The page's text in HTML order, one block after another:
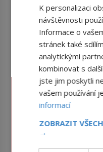
K personalizaci
návštěvnosti
Informace o
stránek také
analytickými
kombinovat s
jste jim poskytli
vašem používání
informací
ZOBRAZIT
→